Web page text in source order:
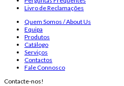
Livro de Reclamações
Quem Somos / About Us
Equipa
Produtos
Catálogo
Serviços
Contactos
Fale Connosco
Contacte-nos!